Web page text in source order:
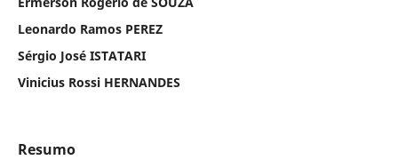
Leonardo Ramos PEREZ
Sérgio José ISTATARI
Vinicius Rossi HERNANDES
Resumo